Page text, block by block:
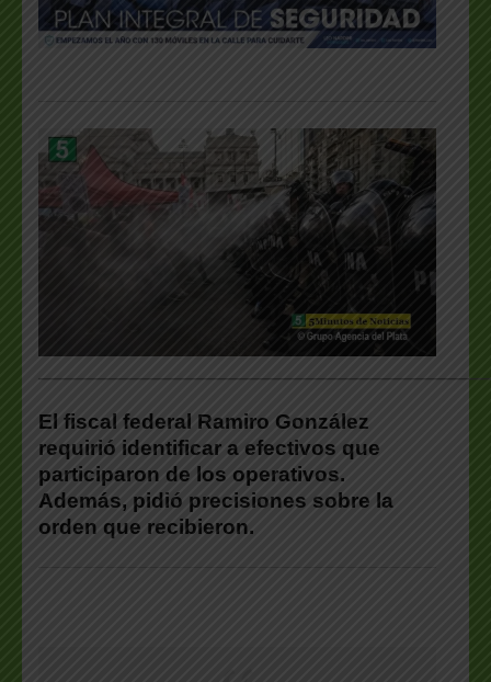
El fiscal federal Ramiro González
requirió identificar a efectivos que
participaron de los operativos.
Además, pidió precisiones sobre la
orden que recibieron.